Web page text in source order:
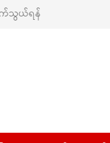
သွယ်ရန်